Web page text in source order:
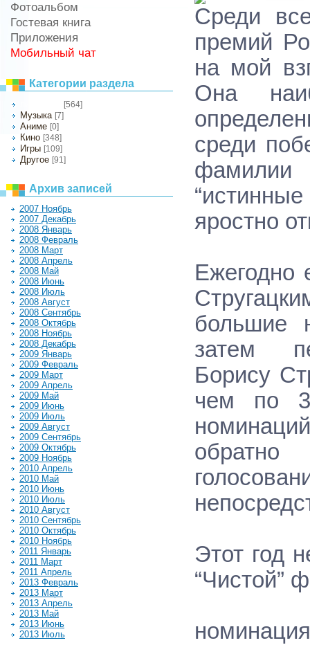
Фотоальбом
Гостевая книга
Приложения
Мобильный чат
Категории раздела
[564]
Музыка [7]
Аниме [0]
Кино [348]
Игры [109]
Другое [91]
Архив записей
2007 Ноябрь
2007 Декабрь
2008 Январь
2008 Февраль
2008 Март
2008 Апрель
2008 Май
2008 Июнь
2008 Июль
2008 Август
2008 Сентябрь
2008 Октябрь
2008 Ноябрь
2008 Декабрь
2009 Январь
2009 Февраль
2009 Март
2009 Апрель
2009 Май
2009 Июнь
2009 Июль
2009 Август
2009 Сентябрь
2009 Октябрь
2009 Ноябрь
2010 Апрель
2010 Май
2010 Июнь
2010 Июль
2010 Август
2010 Сентябрь
2010 Октябрь
2010 Ноябрь
2011 Январь
2011 Март
2011 Апрель
2013 Февраль
2013 Март
2013 Апрель
2013 Май
2013 Июнь
2013 Июль
Среди
премий
на мой
Она
среди
фамилии
яростно
Ежегодно
большие
затем
Борису
чем по 3
Этот год
“Чистой”
номинация